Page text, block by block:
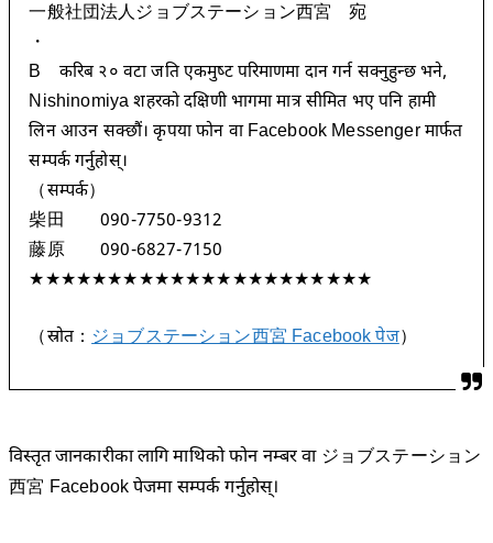
一般社団法人ジョブステーション西宮 宛
・
B करिब २० वटा जति एकमुष्ट परिमाणमा दान गर्न सक्नुहुन्छ भने,
Nishinomiya शहरको दक्षिणी भागमा मात्र सीमित भए पनि हामी
लिन आउन सक्छौं। कृपया फोन वा Facebook Messenger मार्फत
सम्पर्क गर्नुहोस्।
（सम्पर्क）
柴田 090-7750-9312
藤原 090-6827-7150
★★★★★★★★★★★★★★★★★★★★★★
（स्रोत： ジョブステーション西宮 Facebook पेज）
विस्तृत जानकारीका लागि माथिको फोन नम्बर वा ジョブステーション
西宮 Facebook पेजमा सम्पर्क गर्नुहोस्।